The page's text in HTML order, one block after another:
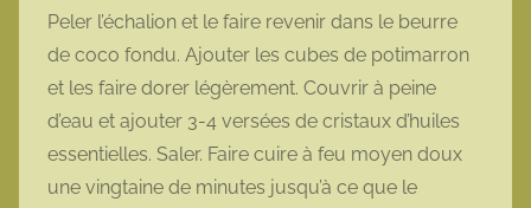
Peler l’échalion et le faire revenir dans le beurre
de coco fondu. Ajouter les cubes de potimarron
et les faire dorer légèrement. Couvrir à peine
d’eau et ajouter 3-4 versées de cristaux d’huiles
essentielles. Saler. Faire cuire à feu moyen doux
une vingtaine de minutes jusqu’à ce que le